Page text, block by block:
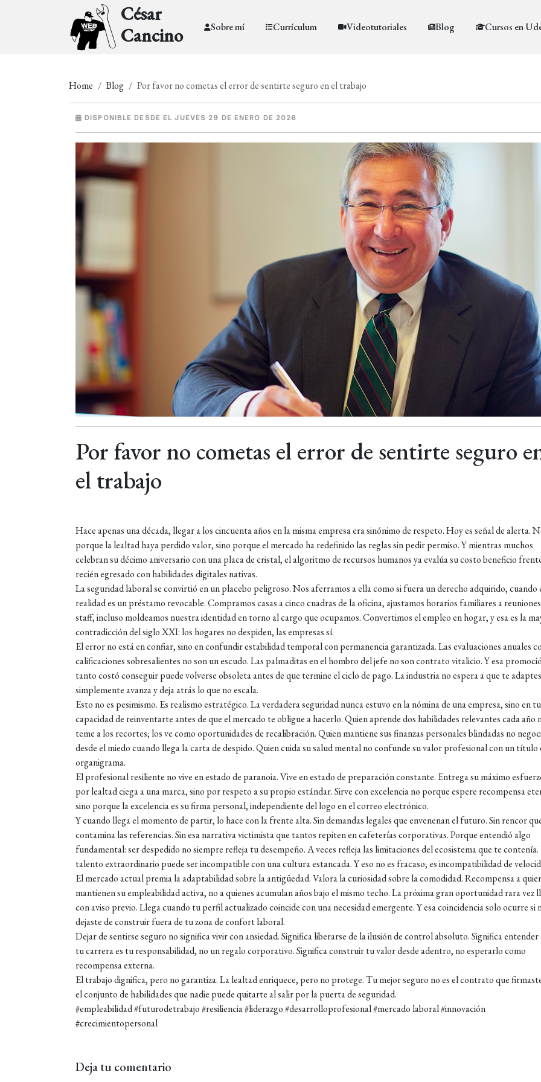
César
Cancino
Sobre mí Currículum Videotutoriales Blog Cursos en
Home Blog Por favor no cometas el error de sentirte seguro en el trabajo
DISPONIBLE DESDE EL JUEVES 29 DE ENERO DE 2026
Por favor no cometas el error de sentirte seguro
el trabajo
Hace apenas una década, llegar a los cincuenta años en la misma empresa era sinónimo de respeto. Hoy es señal de alerta.
porque la lealtad haya perdido valor, sino porque el mercado ha redefinido las reglas sin pedir permiso. Y mientras muchos
celebran su décimo aniversario con una placa de cristal, el algoritmo de recursos humanos ya evalúa su costo beneficio
recién egresado con habilidades digitales nativas.
La seguridad laboral se convirtió en un placebo peligroso. Nos aferramos a ella como si fuera un derecho adquirido, cuando
realidad es un préstamo revocable. Compramos casas a cinco cuadras de la oficina, ajustamos horarios familiares a
staff, incluso moldeamos nuestra identidad en torno al cargo que ocupamos. Convertimos el empleo en hogar, y esa es la
contradicción del siglo XXI: los hogares no despiden, las empresas sí.
El error no está en confiar, sino en confundir estabilidad temporal con permanencia garantizada. Las evaluaciones anuales
calificaciones sobresalientes no son un escudo. Las palmaditas en el hombro del jefe no son contrato vitalicio. Y esa
tanto costó conseguir puede volverse obsoleta antes de que termine el ciclo de pago. La industria no espera a que te
simplemente avanza y deja atrás lo que no escala.
Esto no es pesimismo. Es realismo estratégico. La verdadera seguridad nunca estuvo en la nómina de una empresa, sino en tu
capacidad de reinventarte antes de que el mercado te obligue a hacerlo. Quien aprende dos habilidades relevantes cada año
teme a los recortes; los ve como oportunidades de recalibración. Quien mantiene sus finanzas personales blindadas no
desde el miedo cuando llega la carta de despido. Quien cuida su salud mental no confunde su valor profesional con un título
organigrama.
El profesional resiliente no vive en estado de paranoia. Vive en estado de preparación constante. Entrega su máximo
por lealtad ciega a una marca, sino por respeto a su propio estándar. Sirve con excelencia no porque espere recompensa
sino porque la excelencia es su firma personal, independiente del logo en el correo electrónico.
Y cuando llega el momento de partir, lo hace con la frente alta. Sin demandas legales que envenenan el futuro. Sin rencor
contamina las referencias. Sin esa narrativa victimista que tantos repiten en cafeterías corporativas. Porque entendió algo
fundamental: ser despedido no siempre refleja tu desempeño. A veces refleja las limitaciones del ecosistema que te
talento extraordinario puede ser incompatible con una cultura estancada. Y eso no es fracaso; es incompatibilidad de
El mercado actual premia la adaptabilidad sobre la antigüedad. Valora la curiosidad sobre la comodidad. Recompensa a
mantienen su empleabilidad activa, no a quienes acumulan años bajo el mismo techo. La próxima gran oportunidad rara vez
con aviso previo. Llega cuando tu perfil actualizado coincide con una necesidad emergente. Y esa coincidencia solo ocurre si
dejaste de construir fuera de tu zona de confort laboral.
Dejar de sentirse seguro no significa vivir con ansiedad. Significa liberarse de la ilusión de control absoluto. Significa entender
tu carrera es tu responsabilidad, no un regalo corporativo. Significa construir tu valor desde adentro, no esperarlo como
recompensa externa.
El trabajo dignifica, pero no garantiza. La lealtad enriquece, pero no protege. Tu mejor seguro no es el contrato que
el conjunto de habilidades que nadie puede quitarte al salir por la puerta de seguridad.
#empleabilidad #futurodetrabajo #resiliencia #liderazgo #desarrolloprofesional #mercado laboral #innovación
#crecimientopersonal
Deja tu comentario